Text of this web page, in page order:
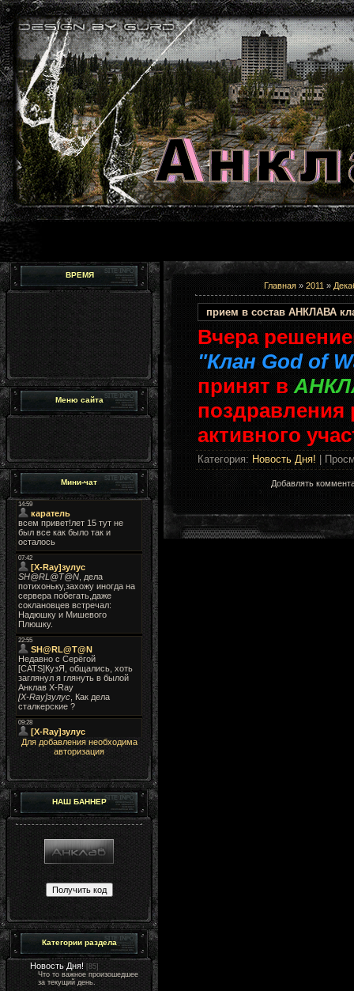
ВРЕМЯ
Меню сайта
Мини-чат
Для добавления необходима
авторизация
НАШ БАННЕР
Категории раздела
Новость Дня! [85]
Что то важное произошедшее
за текущий день.
Главная » 2011 »
прием в состав АНКЛАВА
Вчера
"КланGod of
принят в
поздравления
активного
Категория: Новость Дня! |
Добавлять